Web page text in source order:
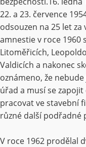
22. a 23. července
odsouzen na 25 let za
amnestie v roce 1960
Litoměřicích,
Valdicích a nakonec
oznámeno, že
úřad a musí se
pracovat ve stavební
různé další podřadné
V roce 1962 prodělal